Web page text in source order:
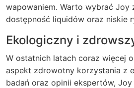
wapowaniem. Warto wybrać Joy
dostępność liquidów oraz niskie
Ekologiczny i
W ostatnich latach coraz więcej
aspekt zdrowotny korzystania z
badań oraz opinii ekspertów,